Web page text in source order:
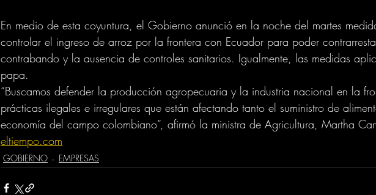
En medio de esta coyuntura, el Gobierno anunció en la noche del martes
controlar el ingreso de arroz por la frontera con Ecuador para poder
contrabando y la ausencia de controles sanitarios. Igualmente, las medidas
papa.
“Buscamos defender la producción agropecuaria y la industria nacional en la
prácticas ilegales e irregulares que están afectando tanto el suministro de
economía del campo colombiano”, afirmó la ministra de Agricultura, Martha
eltiempo.com
GOBIERNO EMPRESAS